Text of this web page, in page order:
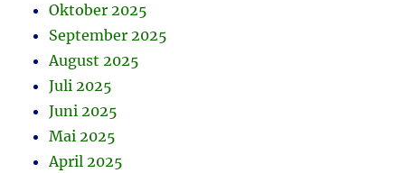
Oktober 2025
September 2025
August 2025
Juli 2025
Juni 2025
Mai 2025
April 2025